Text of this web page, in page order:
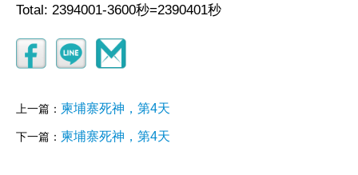
Total: 2394001-3600秒=2390401秒
上一篇： 柬埔寨死神，第4天
下一篇： 柬埔寨死神，第4天